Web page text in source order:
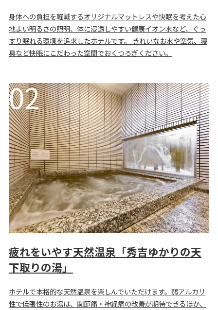
身体への負担を軽減するオリジナルマットレスや快眠を考えた心
地よい明るさの照明、体に浸透しやすい健康イオン水など、ぐっ
すり眠れる環境を追求したホテルです。 きれいなお水や空気、寝
具など快眠にこだわった空間でおくつろぎください。
疲れをいやす天然温泉「秀吉ゆかりの天
下取りの湯」
ホテルで本格的な天然温泉を楽しんでいただけます。弱アルカリ
性で低張性のお湯は、関節痛・神経痛の改善が期待できるほか、